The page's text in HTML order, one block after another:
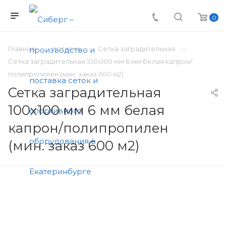
0
Главная Каталог
Сетка заградительная
Сетка заградительная 100х100 мм 6 мм белая капрон/
полипропилен (мин. заказ 600 м2)
Сетка заградительная
100х100 мм 6 мм белая
капрон/полипропилен
(мин. заказ 600 м2)